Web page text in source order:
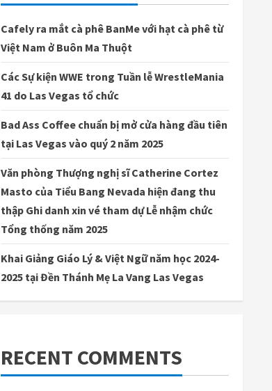
Cafely ra mắt cà phê BanMe với hạt cà phê từ
Việt Nam ở Buôn Ma Thuột
Các Sự kiện WWE trong Tuần lễ WrestleMania
41 do Las Vegas tổ chức
Bad Ass Coffee chuẩn bị mở cửa hàng đầu tiên
tại Las Vegas vào quý 2 năm 2025
Văn phòng Thượng nghị sĩ Catherine Cortez
Masto của Tiểu Bang Nevada hiện đang thu
thập Ghi danh xin vé tham dự Lễ nhậm chức
Tổng thống năm 2025
Khai Giảng Giáo Lý & Việt Ngữ năm học 2024-
2025 tại Đền Thánh Mẹ La Vang Las Vegas
RECENT COMMENTS